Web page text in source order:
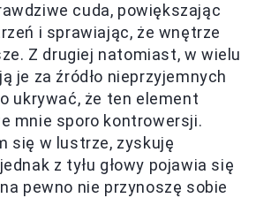
cuda, powiększając
i sprawiając, że wnętrze
Z drugiej natomiast, w wielu
je za źródło nieprzyjemnych
ukrywać, że ten element
mnie sporo kontrowersji.
się w lustrze, zyskuję
z tyłu głowy pojawia się
pewno nie przynoszę sobie